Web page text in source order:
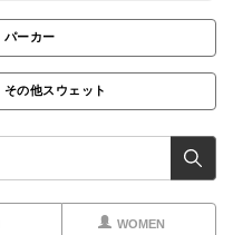
パーカー
その他スウェット
WOMEN